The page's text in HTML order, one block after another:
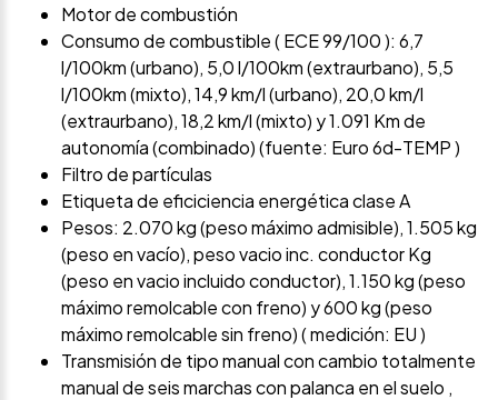
Motor de combustión
Consumo de combustible ( ECE 99/100 ): 6,7
l/100km (urbano), 5,0 l/100km (extraurbano), 5,5
l/100km (mixto), 14,9 km/l (urbano), 20,0 km/l
(extraurbano), 18,2 km/l (mixto) y 1.091 Km de
autonomía (combinado) (fuente: Euro 6d-TEMP )
Filtro de partículas
Etiqueta de eficiciencia energética clase A
Pesos: 2.070 kg (peso máximo admisible), 1.505 kg
(peso en vacío), peso vacio inc. conductor Kg
(peso en vacio incluido conductor), 1.150 kg (peso
máximo remolcable con freno) y 600 kg (peso
máximo remolcable sin freno) ( medición: EU )
Transmisión de tipo manual con cambio totalmente
manual de seis marchas con palanca en el suelo ,